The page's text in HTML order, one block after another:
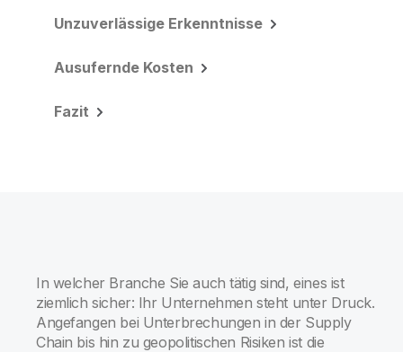
Unzuverlässige Erkenntnisse
Ausufernde Kosten
Fazit
In welcher Branche Sie auch tätig sind, eines ist
ziemlich sicher: Ihr Unternehmen steht unter Druck.
Angefangen bei Unterbrechungen in der Supply
Chain bis hin zu geopolitischen Risiken ist die